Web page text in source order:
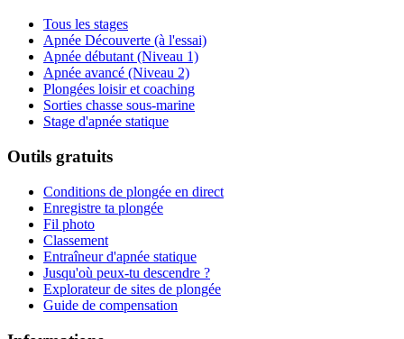
Tous les stages
Apnée Découverte (à l'essai)
Apnée débutant (Niveau 1)
Apnée avancé (Niveau 2)
Plongées loisir et coaching
Sorties chasse sous-marine
Stage d'apnée statique
Outils gratuits
Conditions de plongée en direct
Enregistre ta plongée
Fil photo
Classement
Entraîneur d'apnée statique
Jusqu'où peux-tu descendre ?
Explorateur de sites de plongée
Guide de compensation